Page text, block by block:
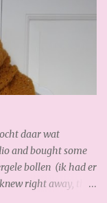
daar wat
and bought some
bollen (ik had er
right away, that